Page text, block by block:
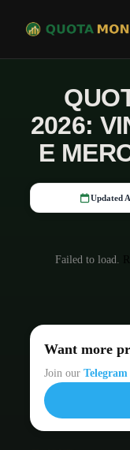
2026:
E
Updated
Failed to load.
Want more
Join our